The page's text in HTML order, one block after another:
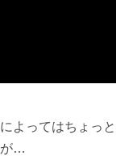
よってはちょっと
が…